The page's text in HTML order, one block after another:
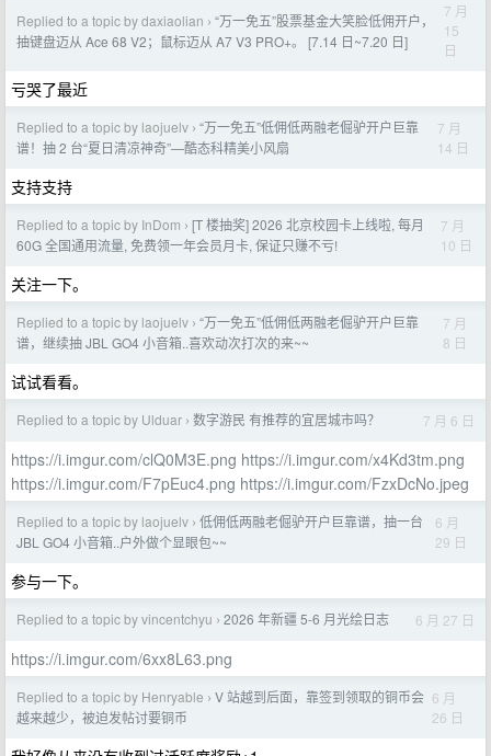
Replied to a topic by daxiaolian › “万一免五”股票基金大笑脸低佣开户，
抽键盘迈从 Ace 68 V2；鼠标迈从 A7 V3 PRO+。 [7.14 日~7.20 日]
7 月
15
日
亏哭了最近
Replied to a topic by laojuelv › “万一免五”低佣低两融老倔驴开户巨靠
谱！抽 2 台“夏日清凉神奇”—酷态科精美小风扇
7 月
14 日
支持支持
Replied to a topic by InDom › [T 楼抽奖] 2026 北京校园卡上线啦, 每月
60G 全国通用流量, 免费领一年会员月卡, 保证只赚不亏!
7 月
10 日
关注一下。
Replied to a topic by laojuelv › “万一免五”低佣低两融老倔驴开户巨靠
谱，继续抽 JBL GO4 小音箱..喜欢动次打次的来~~
7 月
8 日
试试看看。
Replied to a topic by Ulduar › 数字游民 有推荐的宜居城市吗？ 7 月 6 日
https://i.imgur.com/clQ0M3E.png https://i.imgur.com/x4Kd3tm.png
https://i.imgur.com/F7pEuc4.png https://i.imgur.com/FzxDcNo.jpeg
Replied to a topic by laojuelv › 低佣低两融老倔驴开户巨靠谱，抽一台
JBL GO4 小音箱..户外做个显眼包~~
6 月
29 日
参与一下。
Replied to a topic by vincentchyu › 2026 年新疆 5-6 月光绘日志 6 月 27 日
https://i.imgur.com/6xx8L63.png
Replied to a topic by Henryable › V 站越到后面，靠签到领取的铜币会
越来越少，被迫发帖讨要铜币
6 月
26 日